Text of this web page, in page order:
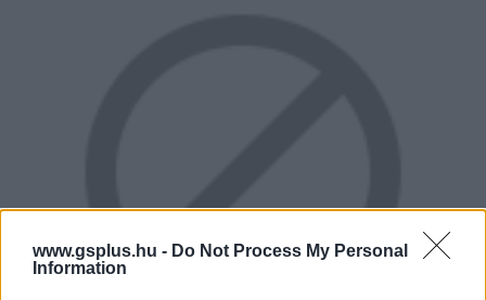
www.gsplus.hu - Do Not Process My Personal
Information